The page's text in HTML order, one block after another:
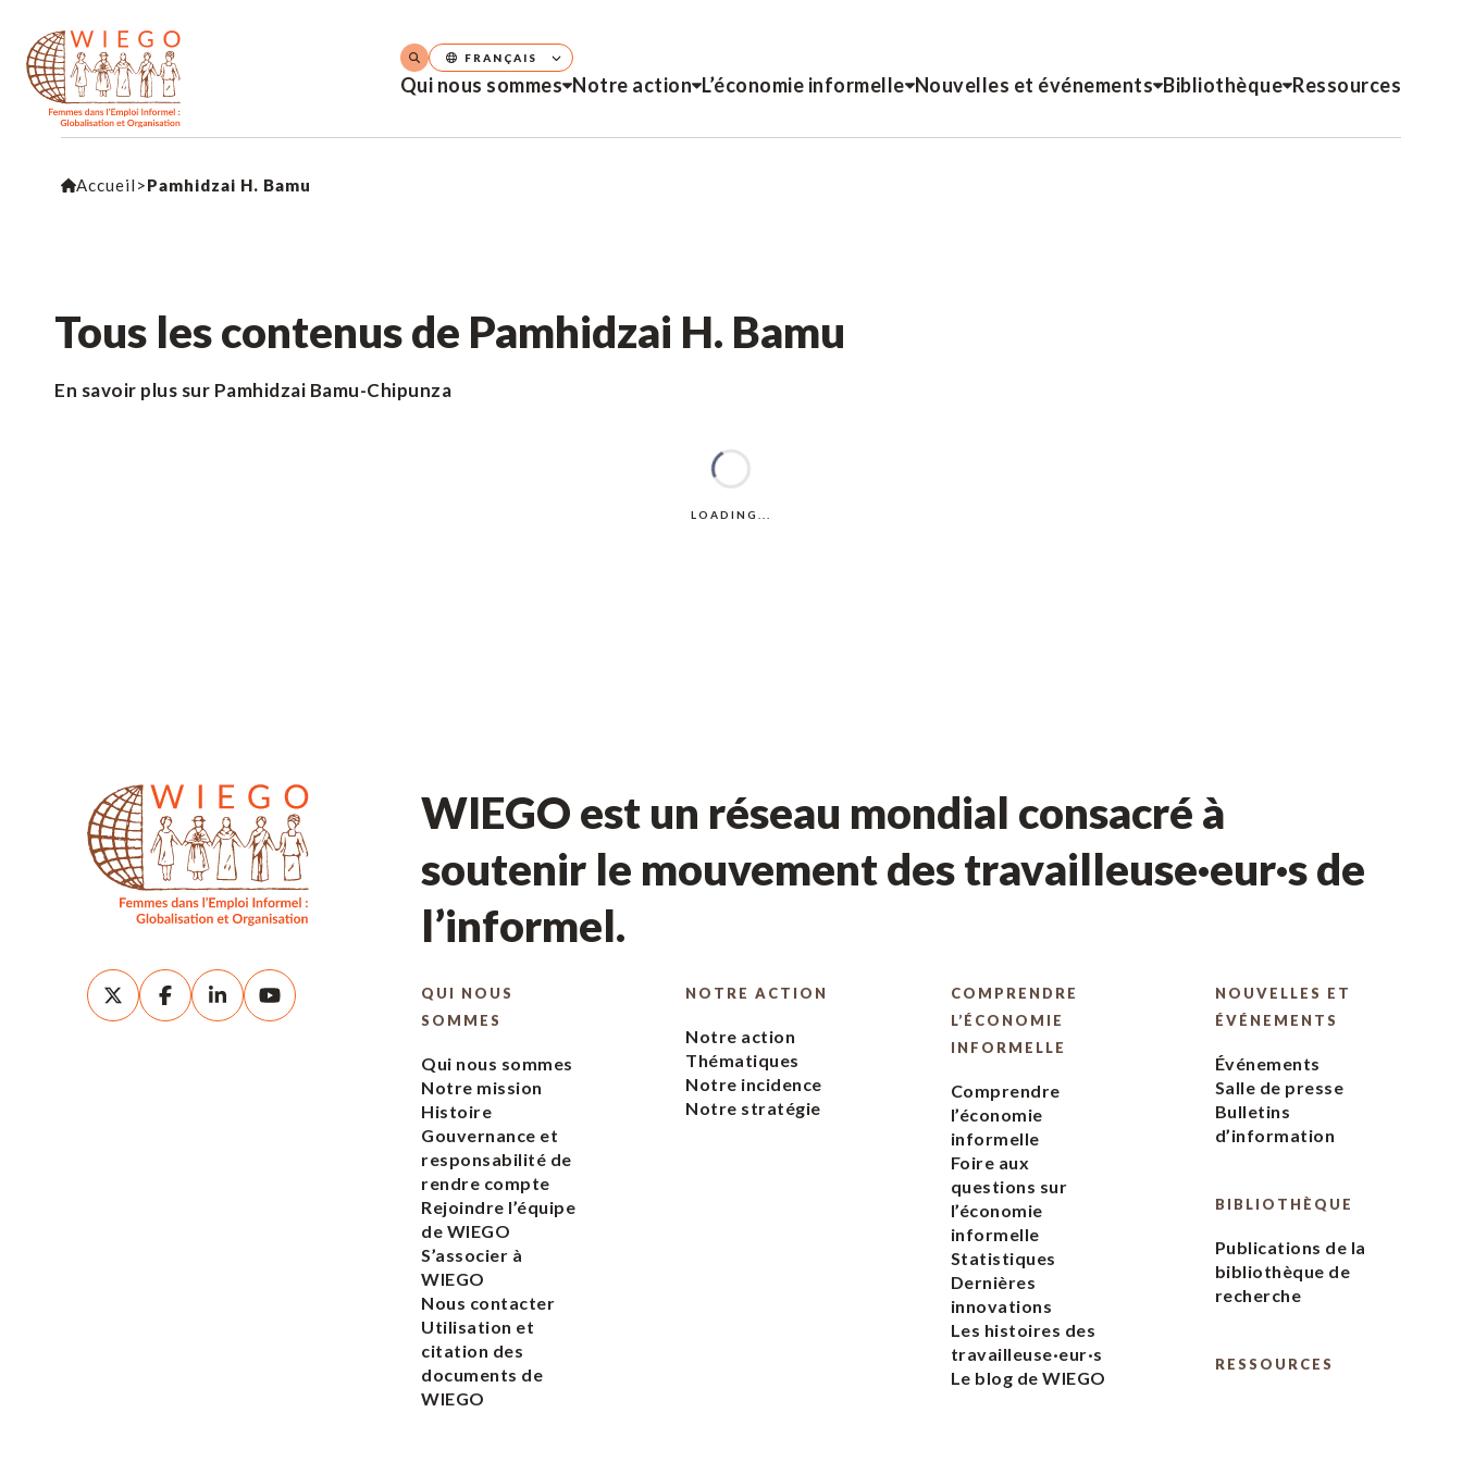
Qui nous sommes Notre action L’économie informelle Nouvelles et événements Bibliothèque Ressources
FRANÇAIS
Accueil >Pamhidzai H. Bamu
Tous les contenus de Pamhidzai H. Bamu
En savoir plus sur Pamhidzai Bamu-Chipunza
WIEGO est un réseau mondial consacré à
soutenir le mouvement des travailleuse·eur·s de
l’informel.
QUI NOUS
SOMMES
Qui nous sommes
Notre mission
Histoire
Gouvernance et
responsabilité de
rendre compte
Rejoindre l’équipe
de WIEGO
S’associer à
WIEGO
Nous contacter
Utilisation et
citation des
documents de
WIEGO
NOTRE ACTION
Notre action
Thématiques
Notre incidence
Notre stratégie
COMPRENDRE
L’ÉCONOMIE
INFORMELLE
Comprendre
l’économie
informelle
Foire aux
questions sur
l’économie
informelle
Statistiques
Dernières
innovations
Les histoires des
travailleuse·eur·s
Le blog de WIEGO
NOUVELLES ET
ÉVÉNEMENTS
Événements
Salle de presse
Bulletins
d’information
BIBLIOTHÈQUE
Publications de la
bibliothèque de
recherche
RESSOURCES